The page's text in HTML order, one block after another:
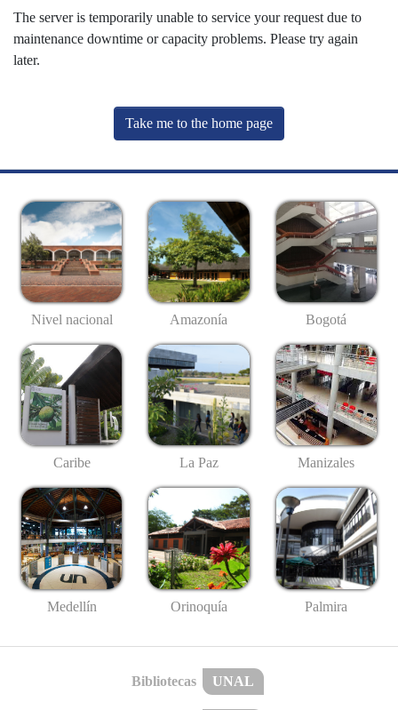
The server is temporarily unable to service your request due to
maintenance downtime or capacity problems. Please try again
later.
Take me to the home page
Nivel nacional Amazonía Bogotá
Caribe La Paz Manizales
Medellín Orinoquía Palmira
Bibliotecas UNAL